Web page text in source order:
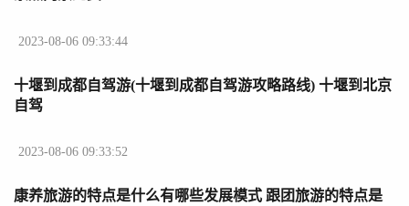
2023-08-06 09:33:44
十堰到成都自驾游(十堰到成都自驾游攻略路线) 十堰到北京
自驾
2023-08-06 09:33:52
康养旅游的特点是什么有哪些发展模式 跟团旅游的特点是